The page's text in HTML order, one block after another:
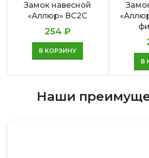
Замок навесной
«Аллюр» ВС2С
254 ₽
В КОРЗИНУ
В
Наши